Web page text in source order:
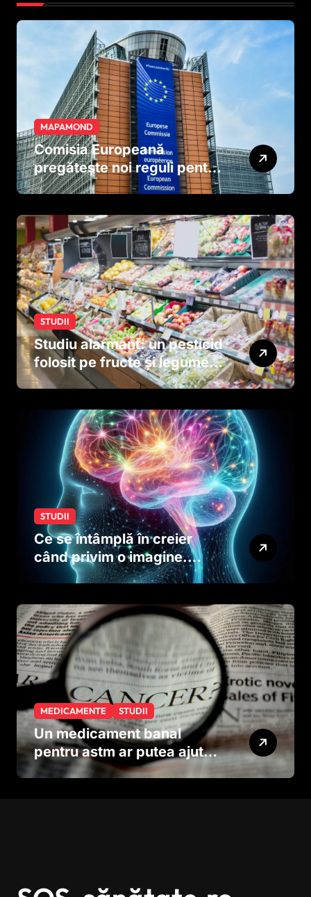
MAPAMOND
Comisia Europeană
pregătește noi reguli pentru
tutun și țigările electronice
STUDII
Studiu alarmant: un pesticid
folosit pe fructe și legume
ar putea afecta dezvoltarea
dinainte de naștere
STUDII
Ce se întâmplă în creier
când privim o imagine.
Studiul care explică rolul
MEDICAMENTE STUDII
Un medicament banal
pentru astm ar putea ajuta
în lupta împotriva